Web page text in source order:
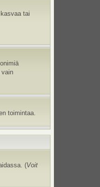
tai
vain
toimintaa.
(Voit